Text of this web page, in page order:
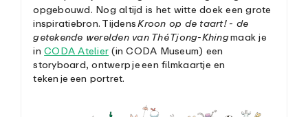
opgebouwd. Nog altijd is het witte doek een grote
inspiratiebron. TijdensKroon op de taart! - de
getekende werelden van Thé Tjong-Khingmaak je
inCODA Atelier (in CODA Museum) een
storyboard, ontwerp je een filmkaartje en
teken je een portret.